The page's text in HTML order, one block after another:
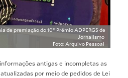
de premiação do 10° Prêmio ADPERGS de
Jornalismo
Foto: Arquivo Pessoal
antigas e incompletas as
por meio de pedidos de Lei